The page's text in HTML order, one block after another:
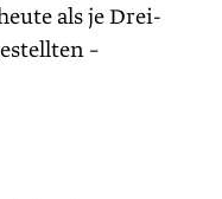
als je Drei-
–